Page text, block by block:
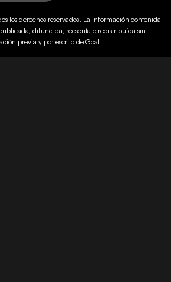
los derechos reservados. La información contenida
difundida, reescrita o redistribuída sin
previa y por escrito de Goal